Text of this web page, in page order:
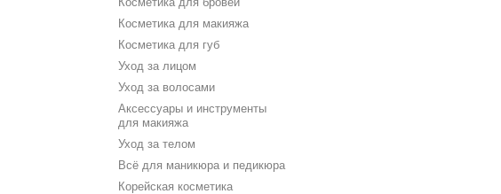
Косметика для макияжа
Косметика для губ
Уход за лицом
Уход за волосами
Аксессуары и инструменты
для макияжа
Уход за телом
Всё для маникюра и педикюра
Корейская косметика